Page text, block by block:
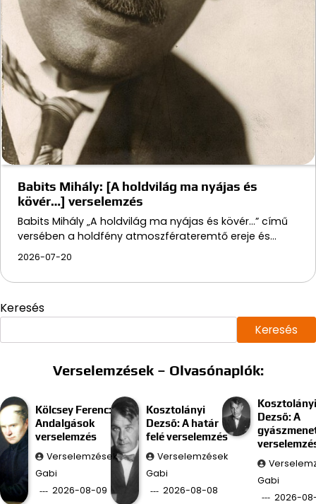
Babits Mihály: [A holdvilág ma nyájas és
kövér…] verselemzés
Babits Mihály „A holdvilág ma nyájas és kövér…” című
versében a holdfény atmoszférateremtő ereje és…
2026-07-20
Keresés
Keresés
Verselemzések – Olvasónaplók:
Kölcsey Ferenc:
Andalgások
verselemzés
Verselemzések
Gabi
2026-08-09
Kosztolányi
Dezső: A határ
felé verselemzés
Verselemzések
Gabi
2026-08-08
Kosztolányi
Dezső: A
Gabi
2026-